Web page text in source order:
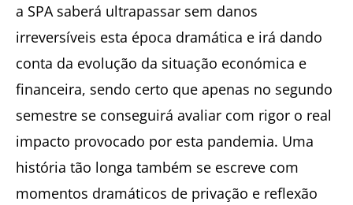
a SPA saberá ultrapassar sem danos
irreversíveis esta época dramática e irá dando
conta da evolução da situação económica e
financeira, sendo certo que apenas no segundo
semestre se conseguirá avaliar com rigor o real
impacto provocado por esta pandemia. Uma
história tão longa também se escreve com
momentos dramáticos de privação e reflexão